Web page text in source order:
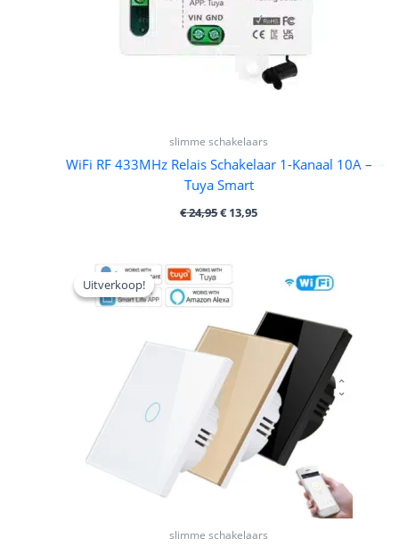
slimme schakelaars
WiFi RF 433MHz Relais Schakelaar 1-Kanaal 10A –
Tuya Smart
€24,95€13,95
Uitverkoop!
Uitverkoop!
slimme schakelaars
Oorspronkelijke
prijs
was:
€ 24,95.
€ 17,95.